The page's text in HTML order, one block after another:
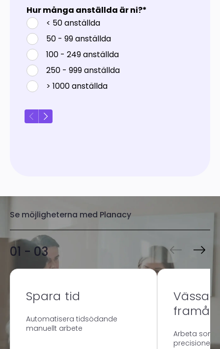
Se möjligheterna med Planacy
01 - 03
Spara tid
Automatisera tidsödande
manuellt arbete
Vässa
Arbeta som
precisionen